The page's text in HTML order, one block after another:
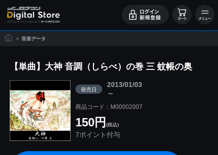
> 音楽データ
【単曲】大神 音調（しらべ）の巻 三 蚊帳の奥
発売日
2013/01/03
～
商品コード：M00002007
150円 (税込)
7ポイント付与